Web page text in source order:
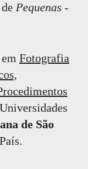
de Pequenas -
Fotografia
de São